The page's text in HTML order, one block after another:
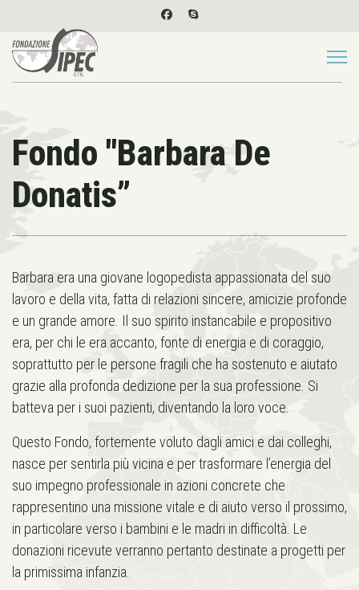
Fondo "Barbara De
Donatis”
Barbara era una giovane logopedista appassionata del suo
lavoro e della vita, fatta di relazioni sincere, amicizie profonde
e un grande amore. Il suo spirito instancabile e propositivo
era, per chi le era accanto, fonte di energia e di coraggio,
soprattutto per le persone fragili che ha sostenuto e aiutato
grazie alla profonda dedizione per la sua professione. Si
batteva per i suoi pazienti, diventando la loro voce.
Questo Fondo, fortemente voluto dagli amici e dai colleghi,
nasce per sentirla più vicina e per trasformare l’energia del
suo impegno professionale in azioni concrete che
rappresentino una missione vitale e di aiuto verso il prossimo,
in particolare verso i bambini e le madri in difficoltà. Le
donazioni ricevute verranno pertanto destinate a progetti per
la primissima infanzia.